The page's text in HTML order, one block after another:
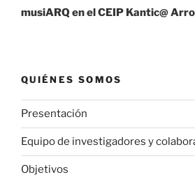
entrada
musiARQ en el CEIP Kantic@
QUIÉNES SOMOS
Presentación
Equipo de investigadores y
Objetivos